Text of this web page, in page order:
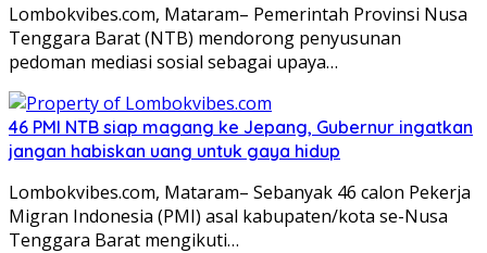
Lombokvibes.com, Mataram– Pemerintah Provinsi Nusa
Tenggara Barat (NTB) mendorong penyusunan
pedoman mediasi sosial sebagai upaya…
46 PMI NTB siap magang ke Jepang, Gubernur ingatkan
jangan habiskan uang untuk gaya hidup
Lombokvibes.com, Mataram– Sebanyak 46 calon Pekerja
Migran Indonesia (PMI) asal kabupaten/kota se-Nusa
Tenggara Barat mengikuti…